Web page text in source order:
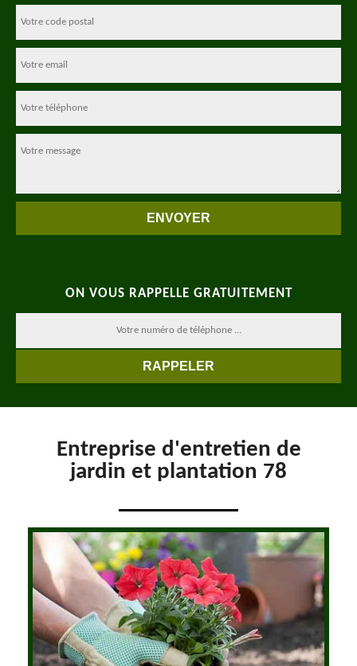
ON VOUS RAPPELLE GRATUITEMENT
Entreprise d'entretien de
jardin et plantation 78